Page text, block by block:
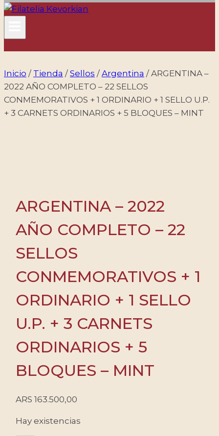
Inicio / Tienda / Sellos / Argentina / ARGENTINA –
2022 AÑO COMPLETO – 22 SELLOS
CONMEMORATIVOS + 1 ORDINARIO + 1 SELLO U.P.
+ 3 CARNETS ORDINARIOS + 5 BLOQUES – MINT
ARGENTINA – 2022
AÑO COMPLETO – 22
SELLOS
CONMEMORATIVOS + 1
ORDINARIO + 1 SELLO
U.P. + 3 CARNETS
ORDINARIOS + 5
BLOQUES – MINT
ARS 163.500,00
Hay existencias